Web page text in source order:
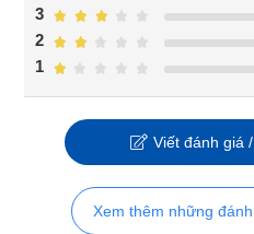
1
2
3
Viết đánh giá
Xem thêm những